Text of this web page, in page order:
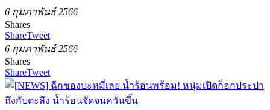
6 กุมภาพันธ์ 2566
Shares
ShareTweet
6 กุมภาพันธ์ 2566
Shares
ShareTweet